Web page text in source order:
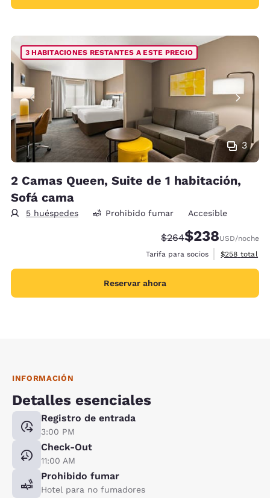
3
3 HABITACIONES RESTANTES A ESTE PRECIO
2 Camas Queen, Suite de 1 habitación,
Sofá cama
5 huéspedes Prohibido fumar Accesible
Precio tachado:
$264Precio con
$238USD/noche
Tarifa para socios
Ver detalles
$258 total
Reservar ahora
INFORMACIÓN
Detalles esenciales
Registro de entrada
3:00 PM
Check-Out
11:00 AM
Prohibido fumar
Hotel para no fumadores